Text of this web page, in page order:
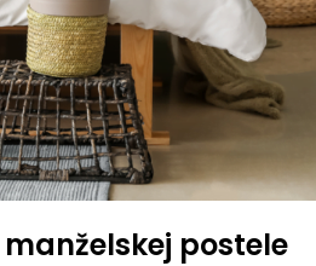
postele